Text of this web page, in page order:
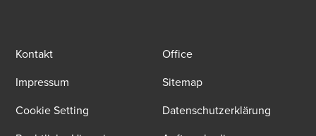
Kontakt
Office
Impressum
Sitemap
Cookie Setting
Datenschutzerklärung